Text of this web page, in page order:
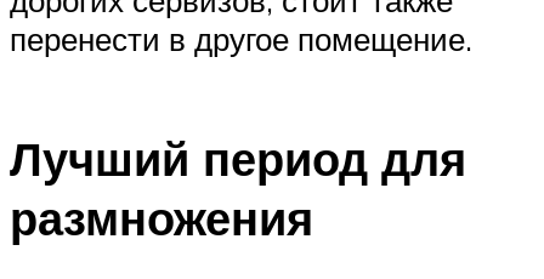
перенести в другое помещение.
Лучший период для
размножения